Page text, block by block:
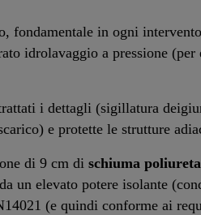
fondamentale in ogni
idrolavaggio a pressione
i dettagli (sigillatura
e protette le strutture
di 9 cm di schiuma
un elevato potere isolante
(e quindi conforme ai